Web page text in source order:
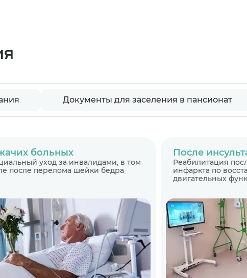
Документы для заселения в пансионат
больных
уход за инвалидами, в том
после перелома шейки бедра
После
Реабилитация
инфаркта по
двигательных